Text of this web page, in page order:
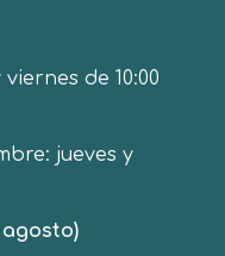
de 10:00
jueves y